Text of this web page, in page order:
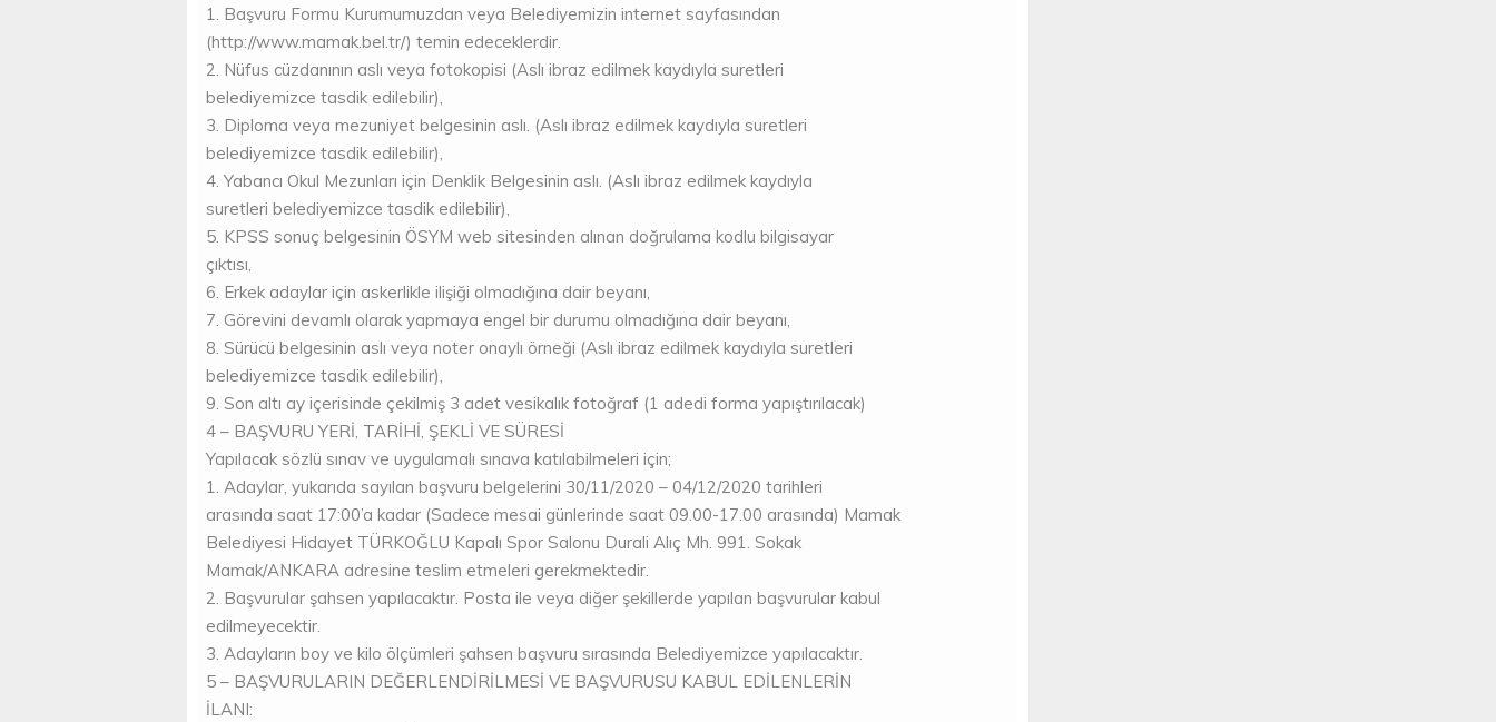
1. Başvuru Formu Kurumumuzdan veya Belediyemizin internet sayfasından
(http://www.mamak.bel.tr/) temin edeceklerdir.
2. Nüfus cüzdanının aslı veya fotokopisi (Aslı ibraz edilmek kaydıyla suretleri
belediyemizce tasdik edilebilir),
3. Diploma veya mezuniyet belgesinin aslı. (Aslı ibraz edilmek kaydıyla suretleri
belediyemizce tasdik edilebilir),
4. Yabancı Okul Mezunları için Denklik Belgesinin aslı. (Aslı ibraz edilmek kaydıyla
suretleri belediyemizce tasdik edilebilir),
5. KPSS sonuç belgesinin ÖSYM web sitesinden alınan doğrulama kodlu bilgisayar
çıktısı,
6. Erkek adaylar için askerlikle ilişiği olmadığına dair beyanı,
7. Görevini devamlı olarak yapmaya engel bir durumu olmadığına dair beyanı,
8. Sürücü belgesinin aslı veya noter onaylı örneği (Aslı ibraz edilmek kaydıyla suretleri
belediyemizce tasdik edilebilir),
9. Son altı ay içerisinde çekilmiş 3 adet vesikalık fotoğraf (1 adedi forma yapıştırılacak)
4 – BAŞVURU YERİ, TARİHİ, ŞEKLİ VE SÜRESİ
Yapılacak sözlü sınav ve uygulamalı sınava katılabilmeleri için;
1. Adaylar, yukarıda sayılan başvuru belgelerini 30/11/2020 – 04/12/2020 tarihleri
arasında saat 17:00’a kadar (Sadece mesai günlerinde saat 09.00-17.00 arasında) Mamak
Belediyesi Hidayet TÜRKOĞLU Kapalı Spor Salonu Durali Alıç Mh. 991. Sokak
Mamak/ANKARA adresine teslim etmeleri gerekmektedir.
2. Başvurular şahsen yapılacaktır. Posta ile veya diğer şekillerde yapılan başvurular kabul
edilmeyecektir.
3. Adayların boy ve kilo ölçümleri şahsen başvuru sırasında Belediyemizce yapılacaktır.
5 – BAŞVURULARIN DEĞERLENDİRİLMESİ VE BAŞVURUSU KABUL EDİLENLERİN
İLANI: